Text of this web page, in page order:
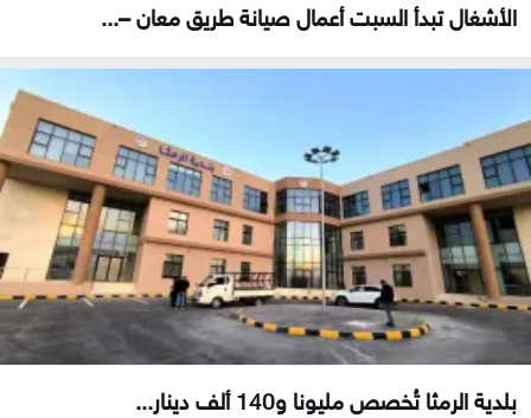
الأشغال تبدأ السبت أعمال صيانة طريق معان –...
بلدية الرمثا تُخصص مليونا و140 ألف دينار...